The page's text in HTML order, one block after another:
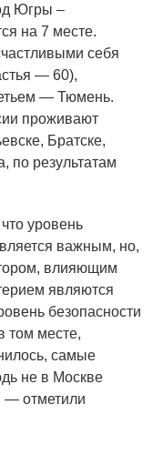
Югры –
на 7 месте.
себя
— 60),
— Тюмень.
проживают
Братске,
по результатам
уровень
важным, но,
влияющим
являются
безопасности
том месте,
самые
не в Москве
— отметили